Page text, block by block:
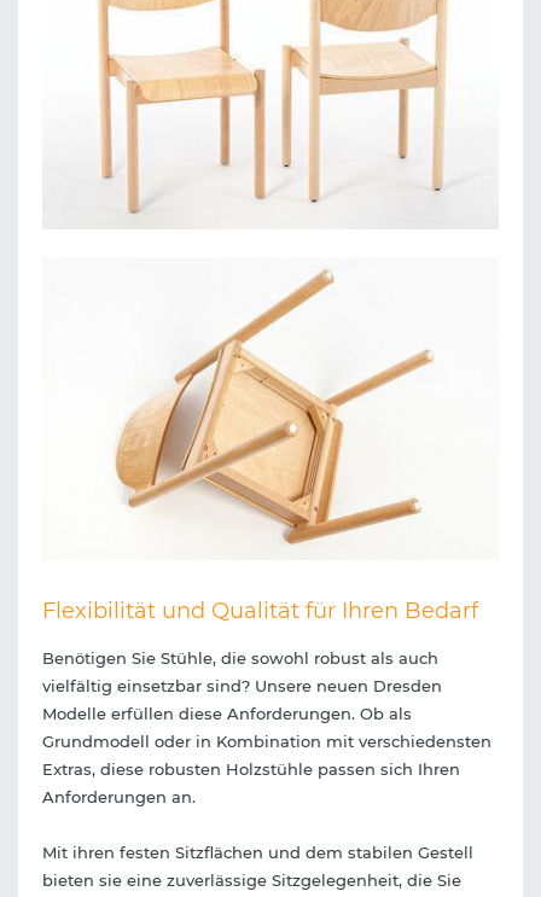
Flexibilität und Qualität für Ihren Bedarf
Benötigen Sie Stühle, die sowohl robust als auch
vielfältig einsetzbar sind? Unsere neuen Dresden
Modelle erfüllen diese Anforderungen. Ob als
Grundmodell oder in Kombination mit verschiedensten
Extras, diese robusten Holzstühle passen sich Ihren
Anforderungen an.
Mit ihren festen Sitzflächen und dem stabilen Gestell
bieten sie eine zuverlässige Sitzgelegenheit, die Sie